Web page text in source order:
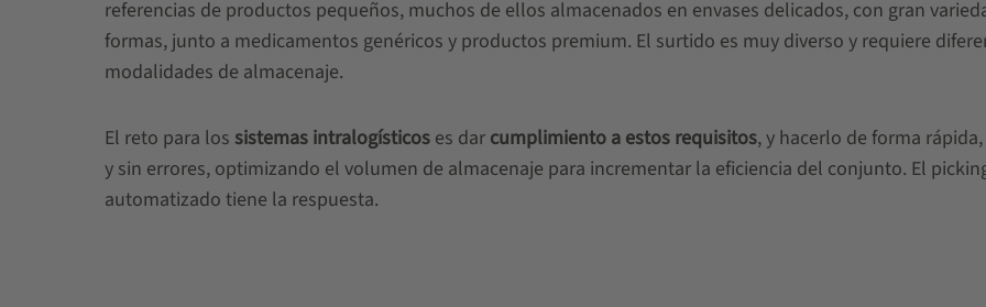
referencias de productos pequeños, muchos de ellos almacenados en envases delicados, con gran
formas, junto a medicamentos genéricos y productos premium. El surtido es muy diverso y requiere
modalidades de almacenaje.
El reto para los sistemas intralogísticoses dar cumplimiento a estos requisitos, y hacerlo de forma
y sin errores, optimizando el volumen de almacenaje para incrementar la eficiencia del conjunto. El
automatizado tiene la respuesta.